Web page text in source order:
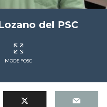
del PSC
MODE FOSC